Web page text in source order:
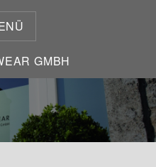
GMBH
GMBH